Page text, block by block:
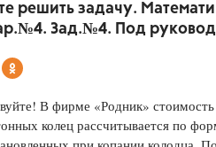
решить задачу.
Зад.№4. Под
В фирме «Родник» стоимость
колец рассчитывается по